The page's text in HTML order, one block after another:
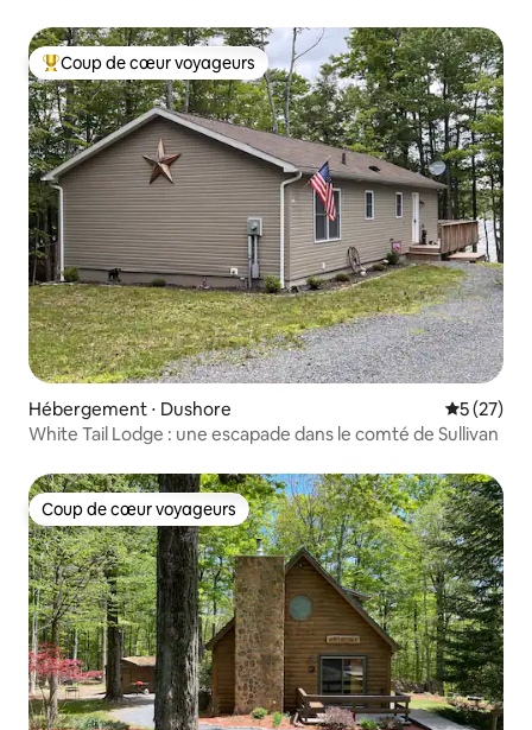
Coups de cœur voyageurs les plus appréciés
Coup de cœur voyageurs
Hébergement ⋅ Dushore
5 (27)
White Tail Lodge : une escapade dans le comté de Sullivan
Coup de cœur voyageurs
Coup de cœur voyageurs